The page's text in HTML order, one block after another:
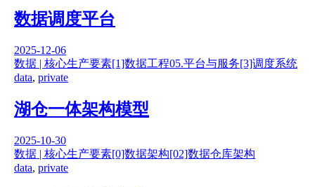
数据调度平台
2025-12-06
数据 | 核心生产要素[1]数据工程05.平台与服务[3]调度系统
data, private
湖仓一体架构模型
2025-10-30
数据 | 核心生产要素[0]数据架构[02]数据仓库架构
data, private